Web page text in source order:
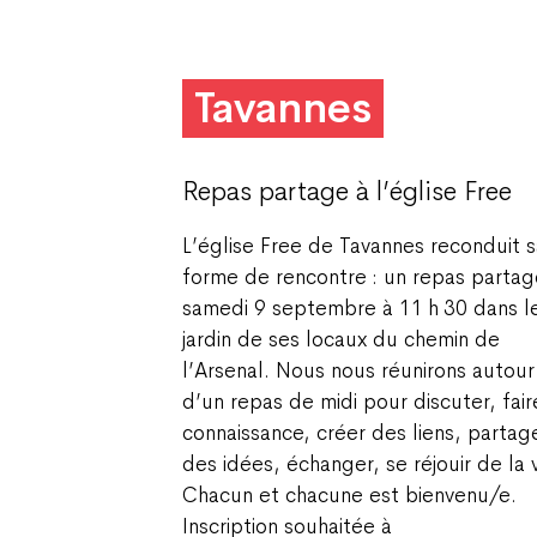
Tavannes
Repas partage à l’église Free
L’église Free de Tavannes reconduit
forme de rencontre : un repas
samedi 9 septembre à 11 h 30 dans
jardin de ses locaux du chemin de
l’Arsenal. Nous nous réunirons autour
d’un repas de midi pour discuter,
connaissance, créer des liens,
des idées, échanger, se réjouir de la
Chacun et chacune est bienvenu/e.
Inscription souhaitée à